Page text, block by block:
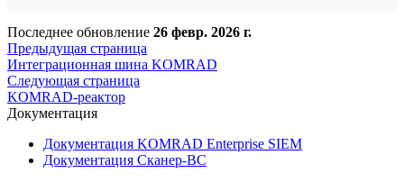
Последнее обновление 26 февр. 2026 г.
Предыдущая страница
Интеграционная шина KOMRAD
Следующая страница
KOMRAD-реактор
Документация
Документация KOMRAD Enterprise SIEM
Документация Сканер-ВС